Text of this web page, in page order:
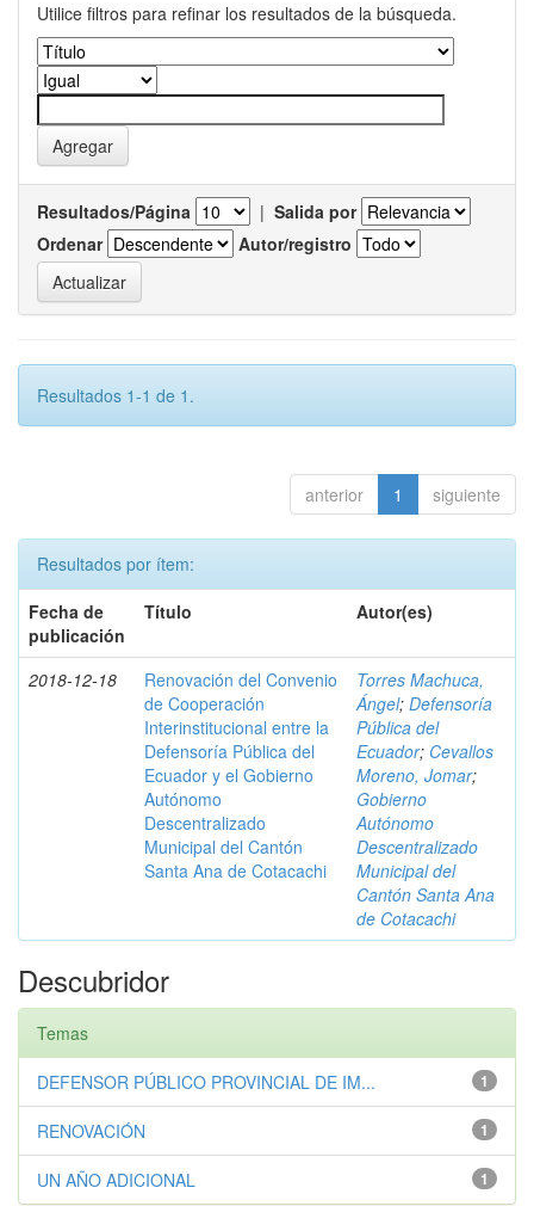
Utilice filtros para refinar los resultados de la búsqueda.
Resultados/Página | Salida por
Ordenar
Autor/registro
Resultados 1-1 de 1.
anterior 1 siguiente
Resultados por ítem:
Fecha de
publicación
Título Autor(es)
2018-12-18
Renovación del Convenio
de Cooperación
Interinstitucional entre la
Defensoría Pública del
Ecuador y el Gobierno
Autónomo
Descentralizado
Municipal del Cantón
Santa Ana de Cotacachi
Torres Machuca,
Ángel; Defensoría
Pública del
Ecuador; Cevallos
Moreno, Jomar;
Gobierno
Autónomo
Descentralizado
Municipal del
Cantón Santa Ana
de Cotacachi
Descubridor
Temas
1
DEFENSOR PÚBLICO PROVINCIAL DE IM...
1
RENOVACIÓN
1
UN AÑO ADICIONAL